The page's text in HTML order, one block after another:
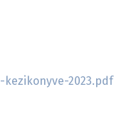
2023.pdf